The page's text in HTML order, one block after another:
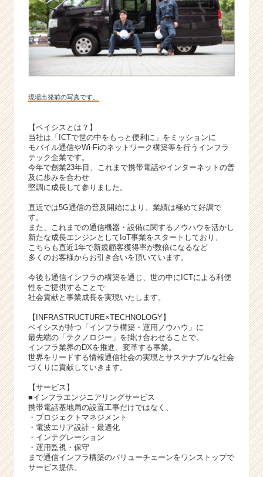
現場出発前の写真です。
【ベイシスとは？】
当社は「ICTで世の中をもっと便利に」をミッションに
モバイル通信やWi-Fiのネットワーク構築等を行うインフラ
テック企業です。
今年で創業23年目、これまで携帯電話やインターネットの普
及に歩みを合わせ
堅調に成長して参りました。
直近では5G通信の普及開始により、業績は極めて好調で
す。
また、これまでの通信機器・設備に関するノウハウを活かし
新たな成長エンジンとしてIoT事業をスタートしており、
こちらも直近1年で新規顧客獲得率が数倍になるなど
多くのお客様からお引き合いを頂いています。
今後も通信インフラの構築を通じ、世の中にICTによる利便
性をご提供することで
社会貢献と事業成長を実現いたします。
【INFRASTRUCTURE×TECHNOLOGY】
ベイシスが持つ「インフラ構築・運用ノウハウ」に
最先端の「テクノロジー」を掛け合わせることで、
インフラ業界のDXを推進、変革する事業。
世界をリードする情報通信社会の実現とサステナブルな社会
づくりに貢献していきます。
【サービス】
■インフラエンジニアリングサービス
携帯電話基地局の設置工事だけではなく、
・プロジェクトマネジメント
・電波エリア設計・最適化
・インテグレーション
・運用監視・保守
まで通信インフラ構築のバリューチェーンをワンストップで
サービス提供。